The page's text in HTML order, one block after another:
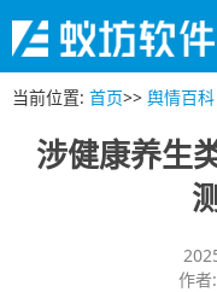
当前位置: 首页>> 舆情百科
涉健康养生
作者: